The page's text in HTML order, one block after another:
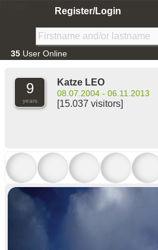
Register/Login
35 User Online
9
years
Katze LEO
08.07.2004 - 06.11.2013
[15.037 visitors]